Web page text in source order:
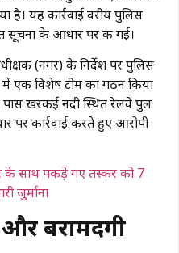
है। यह कार्रवाई वरीय पुलिस
सूचना के आधार पर की गई।
(नगर) के निर्देश पर पुलिस
में एक विशेष टीम का गठन किया
पास खरकई नदी स्थित रेलवे पुल
पर कार्रवाई करते हुए आरोपी
के साथ पकड़े गए तस्कर को 7
जुर्माना
बरामदगी